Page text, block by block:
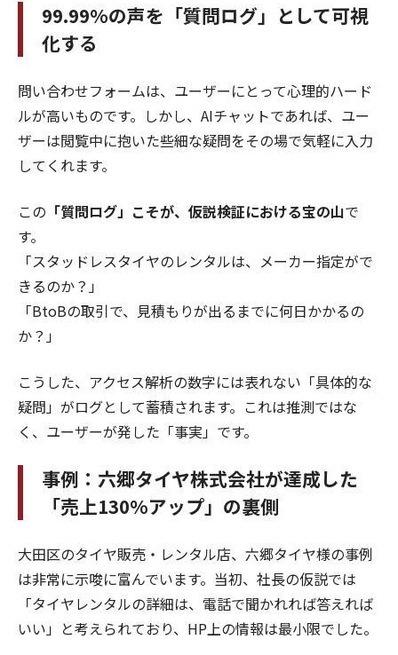
99.99%の声を「質問ログ」として可視
化する
問い合わせフォームは、ユーザーにとって心理的ハード
ルが高いものです。しかし、AIチャットであれば、ユー
ザーは閲覧中に抱いた些細な疑問をその場で気軽に入力
してくれます。
この 「質問ログ」こそが、仮説検証における宝の山で
す。
「スタッドレスタイヤのレンタルは、メーカー指定がで
きるのか？」
「BtoBの取引で、見積もりが出るまでに何日かかるの
か？」
こうした、アクセス解析の数字には表れない「具体的な
疑問」がログとして蓄積されます。これは推測ではな
く、ユーザーが発した「事実」です。
事例：六郷タイヤ株式会社が達成した
「売上130%アップ」の裏側
大田区のタイヤ販売・レンタル店、六郷タイヤ様の事例
は非常に示唆に富んでいます。当初、社長の仮説では
「タイヤレンタルの詳細は、電話で聞かれれば答えれば
いい」と考えられており、HP上の情報は最小限でした。